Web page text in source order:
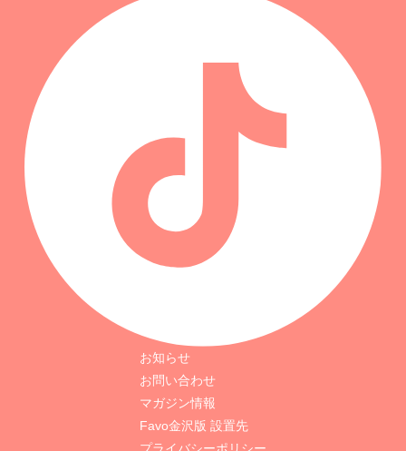
お知らせ
お問い合わせ
マガジン情報
Favo金沢版 設置先
プライバシーポリシー